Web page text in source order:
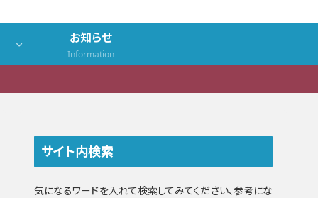
お知らせ
Information
サイト内検索
気になるワードを入れて検索してみてください、参考にな